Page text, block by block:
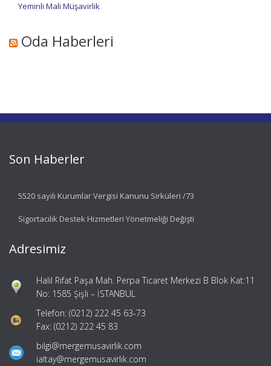
Yeminli Mali Müşavirlik
Oda Haberleri
Son Haberler
5520 sayılı Kurumlar Vergisi Kanunu Sirküleri /73
Sigortacılık Destek Hizmetleri Yönetmeliği Değişti
Adresimiz
Halil Rıfat Paşa Mah. Perpa Ticaret Merkezi B Blok Kat:11
No: 1585 Şişli – İSTANBUL
Telefon: (0212) 222 45 63-73
Fax: (0212) 222 45 83
bilgi@mergemusavirlik.com
ialtay@mergemusavirlik.com